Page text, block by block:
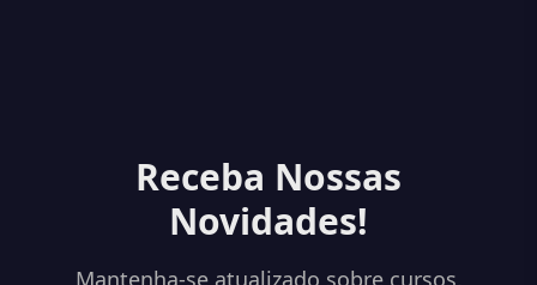
Receba Nossas
Novidades!
Mantenha-se atualizado sobre cursos,